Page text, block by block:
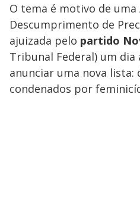
O tema é motivo de uma
Descumprimento de
ajuizada pelo partido
Tribunal Federal) um dia
anunciar uma nova lista:
condenados por